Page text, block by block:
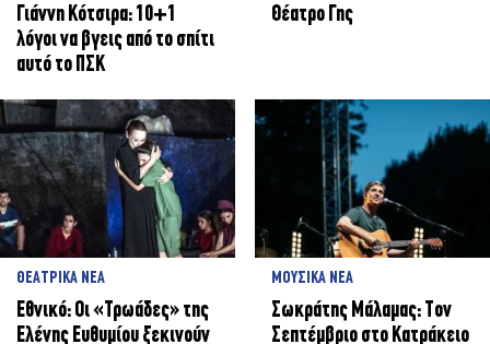
Γιάννη Κότσιρα: 10+1
λόγοι να βγεις από το σπίτι
αυτό το ΠΣΚ
Θέατρο Γης
ΘΕΑΤΡΙΚΑ ΝΕΑ
Εθνικό: Οι «Τρωάδες» της
Ελένης Ευθυμίου ξεκινούν
ΜΟΥΣΙΚΑ ΝΕΑ
Σωκράτης Μάλαμας: Τον
Σεπτέμβριο στο Κατράκειο